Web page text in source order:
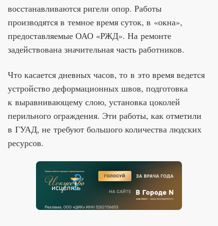
восстанавливаются ригели опор. Работы
производятся в темное время суток, в «окна»,
предоставляемые ОАО «РЖД». На ремонте
задействована значительная часть работников.
Что касается дневных часов, то в это время ведется
устройство деформационных швов, подготовка
к выравнивающему слою, установка цоколей
перильного ограждения. Эти работы, как отметили
в ГУАД, не требуют большого количества людских
ресурсов.